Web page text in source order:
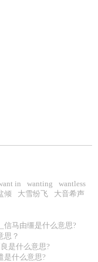
in wanting
wantless
倾 大雪纷飞
大音希声
信马由缰是什么意思?
思？
是什么意思?
是什么意思?